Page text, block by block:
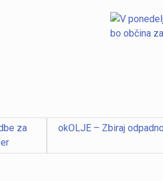
za
okOLJE – Zbiraj